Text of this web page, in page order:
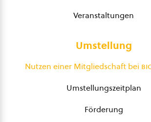
Veranstaltungen
Umstellung
Nutzen einer Mitgliedschaft bei
Umstellungszeitplan
Förderung